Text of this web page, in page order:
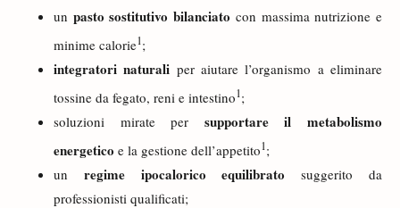
un pasto sostitutivo bilanciato con massima nutrizione e
minime calorie1;
integratori naturali per aiutare l’organismo a eliminare
tossine da fegato, reni e intestino1;
soluzioni mirate per supportare il metabolismo
energetico e la gestione dell’appetito1;
un regime ipocalorico equilibrato suggerito da
professionisti qualificati;